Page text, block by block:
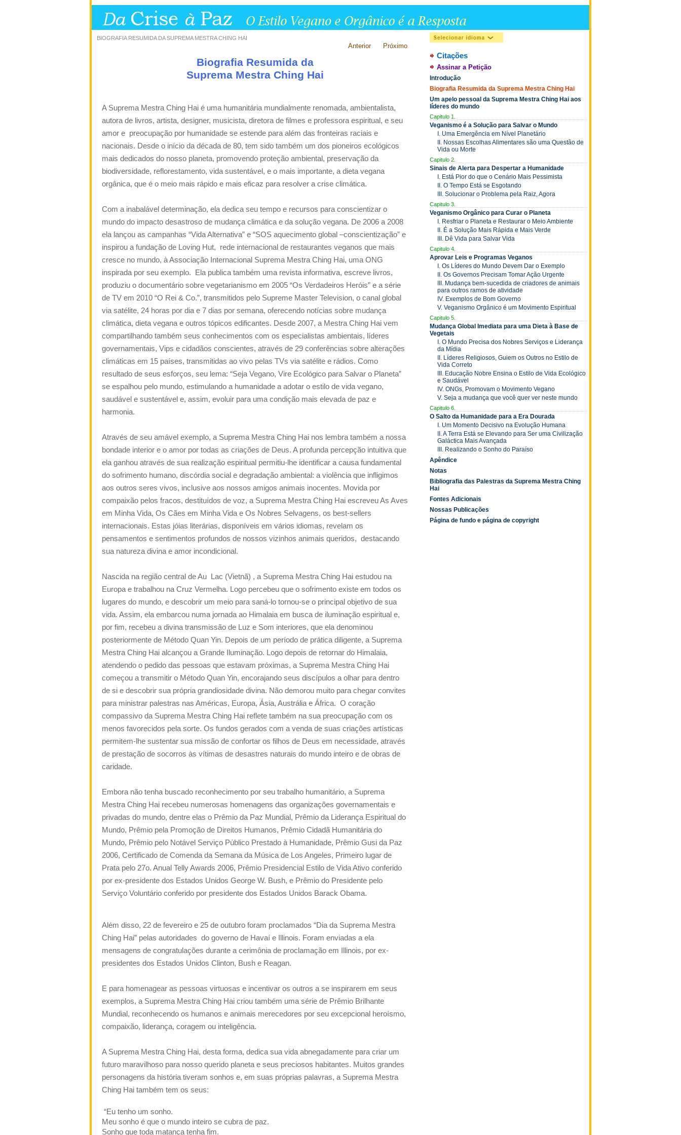
BIOGRAFIA RESUMIDA DA SUPREMA MESTRA CHING HAI
Anterior Próximo
Biografia Resumida da
Suprema Mestra Ching Hai
A Suprema Mestra Ching Hai é uma humanitária mundialmente renomada, ambientalista,
autora de livros, artista, designer, musicista, diretora de filmes e professora espiritual, e seu
amor e preocupação por humanidade se estende para além das fronteiras raciais e
nacionais. Desde o início da década de 80, tem sido também um dos pioneiros ecológicos
mais dedicados do nosso planeta, promovendo proteção ambiental, preservação da
biodiversidade, reflorestamento, vida sustentável, e o mais importante, a dieta vegana
orgânica, que é o meio mais rápido e mais eficaz para resolver a crise climática.
Com a inabalável determinação, ela dedica seu tempo e recursos para conscientizar o
mundo do impacto desastroso de mudança climática e da solução vegana. De 2006 a 2008
ela lançou as campanhas “Vida Alternativa” e “SOS aquecimento global –conscientização” e
inspirou a fundação de Loving Hut, rede internacional de restaurantes veganos que mais
cresce no mundo, à Associação Internacional Suprema Mestra Ching Hai, uma ONG
inspirada por seu exemplo.
Ela publica também uma revista informativa, escreve livros,
produziu o documentário sobre vegetarianismo em 2005 “Os Verdadeiros Heróis” e a série
de TV em 2010 “O Rei & Co.”, transmitidos pelo Supreme Master Television, o canal global
via satélite, 24 horas por dia e 7 dias por semana, oferecendo notícias sobre mudança
climática, dieta vegana e outros tópicos edificantes. Desde 2007, a Mestra Ching Hai vem
compartilhando também seus conhecimentos com os especialistas ambientais, líderes
governamentais, Vips e cidadãos conscientes, através de 29 conferências sobre alterações
climáticas em 15 países, transmitidas ao vivo pelas TVs via satélite e rádios. Como
resultado de seus esforços, seu lema: “Seja Vegano, Vire Ecológico para Salvar o Planeta”
se espalhou pelo mundo, estimulando a humanidade a adotar o estilo de vida vegano,
saudável e sustentável e, assim, evoluir para uma condição mais elevada de paz e
harmonia.
Através de seu amável exemplo, a Suprema Mestra Ching Hai nos lembra também a nossa
bondade interior e o amor por todas as criações de Deus. A profunda percepção intuitiva que
ela ganhou através de sua realização espiritual permitiu-lhe identificar a causa fundamental
do sofrimento humano, discórdia social e degradação ambiental: a violência que infligimos
aos outros seres vivos, inclusive aos nossos amigos animais inocentes. Movida por
compaixão pelos fracos, destituídos de voz, a Suprema Mestra Ching Hai escreveu As Aves
em Minha Vida, Os Cães em Minha Vida e Os Nobres Selvagens, os best-sellers
internacionais. Estas jóias literárias, disponíveis em vários idiomas, revelam os
pensamentos e sentimentos profundos de nossos vizinhos animais queridos, destacando
sua natureza divina e amor incondicional.
Nascida na região central de Au
Lac (Vietnã) , a Suprema Mestra Ching Hai estudou na
Europa e trabalhou na Cruz Vermelha. Logo percebeu que o sofrimento existe em todos os
lugares do mundo, e descobrir um meio para saná-lo tornou-se o principal objetivo de sua
vida. Assim, ela embarcou numa jornada ao Himalaia em busca de iluminação espiritual e,
por fim, recebeu a divina transmissão de Luz e Som interiores, que ela denominou
posteriormente de Método Quan Yin. Depois de um período de prática diligente, a Suprema
Mestra Ching Hai alcançou a Grande Iluminação. Logo depois de retornar do Himalaia,
atendendo o pedido das pessoas que estavam próximas, a Suprema Mestra Ching Hai
começou a transmitir o Método Quan Yin, encorajando seus discípulos a olhar para dentro
de si e descobrir sua própria grandiosidade divina. Não demorou muito para chegar convites
para ministrar palestras nas Américas, Europa, Ásia, Austrália e África. O coração
compassivo da Suprema Mestra Ching Hai reflete também na sua preocupação com os
menos favorecidos pela sorte. Os fundos gerados com a venda de suas criações artísticas
permitem-lhe sustentar sua missão de confortar os filhos de Deus em necessidade, através
de prestação de socorros às vítimas de desastres naturais do mundo inteiro e de obras de
caridade.
Embora não tenha buscado reconhecimento por seu trabalho humanitário, a Suprema
Mestra Ching Hai recebeu numerosas homenagens das organizações governamentais e
privadas do mundo, dentre elas o Prêmio da Paz Mundial, Prêmio da Liderança Espiritual do
Mundo, Prêmio pela Promoção de Direitos Humanos, Prêmio Cidadã Humanitária do
Mundo, Prêmio pelo Notável Serviço Público Prestado à Humanidade, Prêmio Gusi da Paz
2006, Certificado de Comenda da Semana da Música de Los Angeles, Primeiro lugar de
Prata pelo 27o. Anual Telly Awards 2006, Prêmio Presidencial Estilo de Vida Ativo conferido
por ex-presidente dos Estados Unidos George W. Bush, e Prêmio do Presidente pelo
Serviço Voluntário conferido por presidente dos Estados Unidos Barack Obama.
Além disso, 22 de fevereiro e 25 de outubro foram proclamados “Dia da Suprema Mestra
Ching Hai” pelas autoridades do governo de Havaí e Illinois. Foram enviadas a ela
mensagens de congratulações durante a cerimônia de proclamação em Illinois, por ex-
presidentes dos Estados Unidos Clinton, Bush e Reagan.
E para homenagear as pessoas virtuosas e incentivar os outros a se inspirarem em seus
exemplos, a Suprema Mestra Ching Hai criou também uma série de Prêmio Brilhante
Mundial, reconhecendo os humanos e animais merecedores por seu excepcional heroísmo,
compaixão, liderança, coragem ou inteligência.
A Suprema Mestra Ching Hai, desta forma, dedica sua vida abnegadamente para criar um
futuro maravilhoso para nosso querido planeta e seus preciosos habitantes. Muitos grandes
personagens da história tiveram sonhos e, em suas próprias palavras, a Suprema Mestra
Ching Hai também tem os seus:
“Eu tenho um sonho.
Meu sonho é que o mundo inteiro se cubra de paz.
Sonho que toda matança tenha fim.
Citações
Assinar a Petição
Introdução
Biografia Resumida da Suprema Mestra Ching Hai
Um apelo pessoal da Suprema Mestra Ching Hai aos
líderes do mundo
Capitulo 1.
Veganismo é a Solução para Salvar o Mundo
I. Uma Emergência em Nível Planetário
II. Nossas Escolhas Alimentares são uma Questão de
Vida ou Morte
Capitulo 2.
Sinais de Alerta para Despertar a Humanidade
I. Está Pior do que o Cenário Mais Pessimista
II. O Tempo Está se Esgotando
III. Solucionar o Problema pela Raiz, Agora
Capitulo 3.
Veganismo Orgânico para Curar o Planeta
I. Resfriar o Planeta e Restaurar o Meio Ambiente
II. É a Solução Mais Rápida e Mais Verde
III. Dê Vida para Salvar Vida
Capitulo 4.
Aprovar Leis e Programas Veganos
I. Os Líderes do Mundo Devem Dar o Exemplo
II. Os Governos Precisam Tomar Ação Urgente
III. Mudança bem-sucedida de criadores de animais
para outros ramos de atividade
IV. Exemplos de Bom Governo
V. Veganismo Orgânico é um Movimento Espiritual
Capitulo 5.
Mudança Global Imediata para uma Dieta à Base de
Vegetais
I. O Mundo Precisa dos Nobres Serviços e Liderança
da Mídia
II. Líderes Religiosos, Guiem os Outros no Estilo de
Vida Correto
III. Educação Nobre Ensina o Estilo de Vida Ecológico
e Saudável
IV. ONGs, Promovam o Movimento Vegano
V. Seja a mudança que você quer ver neste mundo
Capitulo 6.
O Salto da Humanidade para a Era Dourada
I. Um Momento Decisivo na Evolução Humana
II. A Terra Está se Elevando para Ser uma Civilização
Galáctica Mais Avançada
III. Realizando o Sonho do Paraíso
Apêndice
Notas
Bibliografia das Palestras da Suprema Mestra Ching
Hai
Fontes Adicionais
Nossas Publicações
Página de fundo e página de copyright